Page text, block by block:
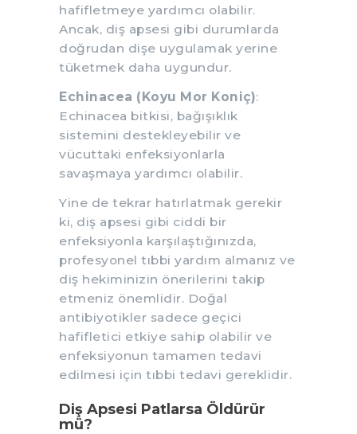
hafifletmeye yardımcı olabilir.
Ancak, diş apsesi gibi durumlarda
doğrudan dişe uygulamak yerine
tüketmek daha uygundur.
Echinacea (Koyu Mor Koniç):
Echinacea bitkisi, bağışıklık
sistemini destekleyebilir ve
vücuttaki enfeksiyonlarla
savaşmaya yardımcı olabilir.
Yine de tekrar hatırlatmak gerekir
ki, diş apsesi gibi ciddi bir
enfeksiyonla karşılaştığınızda,
profesyonel tıbbi yardım almanız ve
diş hekiminizin önerilerini takip
etmeniz önemlidir. Doğal
antibiyotikler sadece geçici
hafifletici etkiye sahip olabilir ve
enfeksiyonun tamamen tedavi
edilmesi için tıbbi tedavi gereklidir.
Diş Apsesi Patlarsa Öldürür
mü?